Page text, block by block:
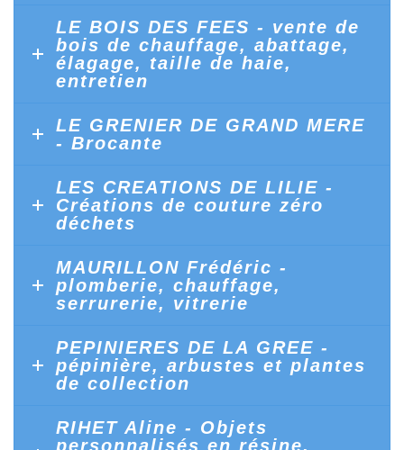
LE BOIS DES FEES - vente de
bois de chauffage, abattage,
élagage, taille de haie,
entretien
LE GRENIER DE GRAND MERE
- Brocante
LES CREATIONS DE LILIE -
Créations de couture zéro
déchets
MAURILLON Frédéric -
plomberie, chauffage,
serrurerie, vitrerie
PEPINIERES DE LA GREE -
pépinière, arbustes et plantes
de collection
RIHET Aline - Objets
personnalisés en résine,